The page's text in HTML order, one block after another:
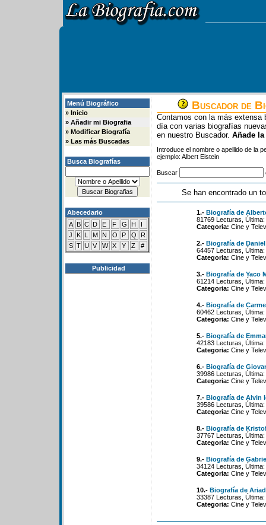
Menú Biográfico
» Inicio
» Añadir mi Biografia
» Modificar Biografía
» Las más Buscadas
Busca Biografías
Abecedario
A B C D E F G H
I
J
K L M N O P Q
R
S T U V W X Y Z #
Publicidad
Buscador de
Contamos con la más extensa
día con varias biografías
en nuestro Buscador. Añade
Introduce el nombre o apellido de la
ejemplo: Albert Eistein
Buscar
Se han encontrado un
1.- Biografía de
81769 Lecturas,
Categoria: Cine y
2.- Biografía de
64457 Lecturas,
Categoria: Cine y
3.- Biografía de Yaco
61214 Lecturas,
Categoria: Cine y
4.- Biografía de
60462 Lecturas,
Categoria: Cine y
5.- Biografía de
42183 Lecturas,
Categoria: Cine y
6.- Biografía de
39986 Lecturas,
Categoria: Cine y
7.- Biografía de Alvin
39586 Lecturas,
Categoria: Cine y
8.- Biografía de
37767 Lecturas,
Categoria: Cine y
9.- Biografía de
34124 Lecturas,
Categoria: Cine y
10.- Biografía de
33387 Lecturas,
Categoria: Cine y